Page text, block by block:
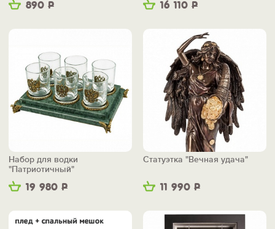
890 Р
16 110 Р
19 980 Р
Набор для водки
"Патриотичный"
11 990 Р
Статуэтка "Вечная удача"